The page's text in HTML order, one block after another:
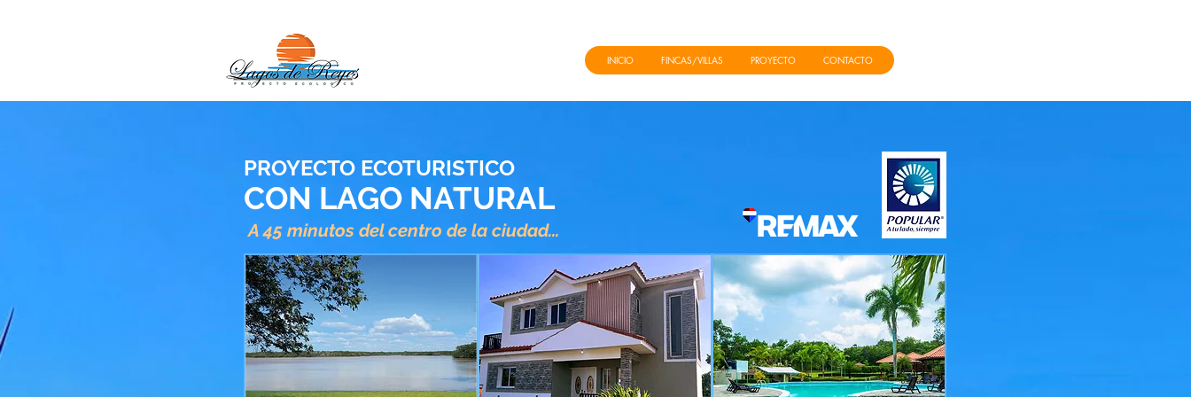
INICIO FINCAS/VILLAS PROYECTO CONTACTO
PROYECTO ECOTURISTICO
CON LAGO NATURAL
A 45 minutos del centro de la ciudad...